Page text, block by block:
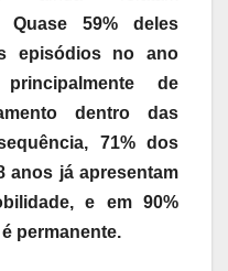
Quase 59% deles
episódios no ano
de
dentro das
71% dos
anos já apresentam
e em 90%
permanente.